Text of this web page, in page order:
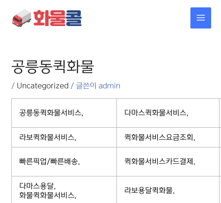
건너뛰기
공릉동퀵화물
/ Uncategorized / 글쓴이admin
공릉동퀵화물서비스, 다마스퀵화물서비스,
라보퀵화물서비스, 퀵화물서비스요금조회,
빠른픽업/빠른배송, 퀵화물서비스카드결제,
다마스용달,
화물퀵화물서비스,
라보용달퀵화물,